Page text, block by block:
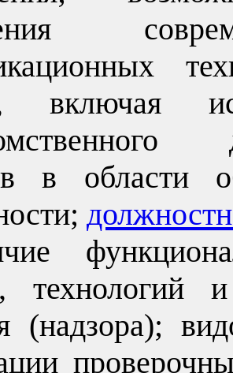
включая
в области
технологий
(надзора);